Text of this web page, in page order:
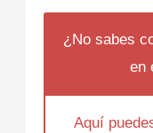
¿No sabes
en
Aquí